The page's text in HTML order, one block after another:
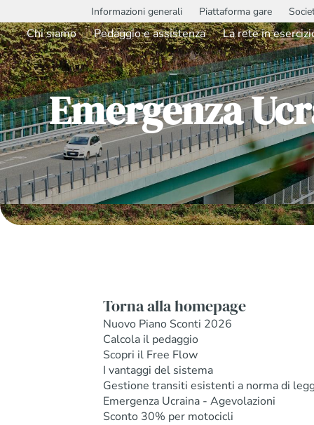
Informazioni generali Piattaforma gare
Chi siamo Pedaggio e assistenza La rete in
Emergenza
Torna alla homepage
Nuovo Piano Sconti 2026
Calcola il pedaggio
Scopri il Free Flow
I vantaggi del sistema
Gestione transiti esistenti a norma di
Emergenza Ucraina - Agevolazioni
Sconto 30% per motocicli